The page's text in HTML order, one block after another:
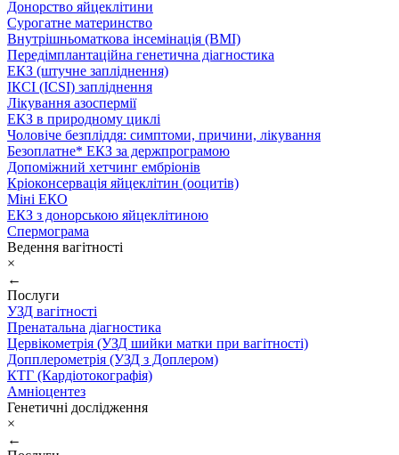
Донорство яйцеклітини
Сурогатне материнство
Внутрішньоматкова інсемінація (ВМІ)
Передімплантаційна генетична діагностика
ЕКЗ (штучне запліднення)
ІКСІ (ICSI) запліднення
Лікування азоспермії
ЕКЗ в природному циклі
Чоловіче безпліддя: симптоми, причини, лікування
Безоплатне* ЕКЗ за держпрограмою
Допоміжний хетчинг ембріонів
Кріоконсервація яйцеклітин (ооцитів)
Міні ЕКО
ЕКЗ з донорською яйцеклітиною
Спермограма
Ведення вагітності
×
←
Послуги
УЗД вагітності
Пренатальна діагностика
Цервікометрія (УЗД шийки матки при вагітності)
Допплерометрія (УЗД з Доплером)
КТГ (Кардіотокографія)
Амніоцентез
Генетичні дослідження
×
←